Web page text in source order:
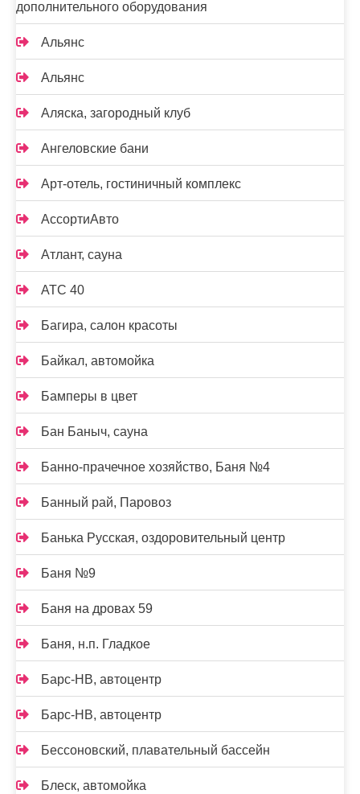
дополнительного оборудования
Альянс
Альянс
Аляска, загородный клуб
Ангеловские бани
Арт-отель, гостиничный комплекс
АссортиАвто
Атлант, сауна
АТС 40
Багира, салон красоты
Байкал, автомойка
Бамперы в цвет
Бан Баныч, сауна
Банно-прачечное хозяйство, Баня №4
Банный рай, Паровоз
Банька Русская, оздоровительный центр
Баня №9
Баня на дровах 59
Баня, н.п. Гладкое
Барс-НВ, автоцентр
Барс-НВ, автоцентр
Бессоновский, плавательный бассейн
Блеск, автомойка